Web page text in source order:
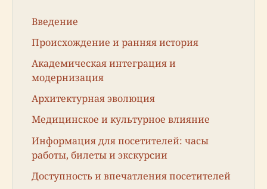
Введение
Происхождение и ранняя история
Академическая интеграция и
модернизация
Архитектурная эволюция
Медицинское и культурное влияние
Информация для посетителей: часы
работы, билеты и экскурсии
Доступность и впечатления посетителей